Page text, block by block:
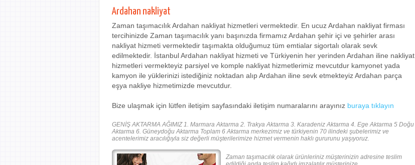
Ardahan nakliyat
Zaman taşımacılık Ardahan nakliyat hizmetleri vermektedir. En ucuz Ardahan nakliyat firması
tercihinizde Zaman taşımacılık yanı başınızda firmamız Ardahan şehir içi ve şehirler arası
nakliyat hizmeti vermektedir taşımakta olduğumuz tüm emtialar sigortalı olarak sevk
edilmektedir. İstanbul Ardahan nakliyat hizmeti ve Türkiyenin her yerinden Ardahan iline nakliyat
hizmetleri vermekteyiz parsiyel ve komple nakliyat hizmetlerimiz mevcutdur kamyonet yada
kamyon ile yüklerinizi istediğiniz noktadan alıp Ardahan iline sevk etmekteyiz Ardahan parça
eşya nakliye hizmetimizde mevcutdur.
Bize ulaşmak için lütfen iletişim sayfasındaki iletişim numaralarını arayınız buraya tıklayın
GENİŞ AKTARMA AĞIMIZ 1. Marmara Aktarma 2. Trakya Aktarma 3. Karadeniz Aktarma 4. Ege Aktarma 5 Doğu
Aktarma 6. Güneydoğu Aktarma Toplam 6 Aktarma merkezimiz ve türkiyenin 70 ilindeki şubelerimiz ve
acentelerimiz aracılığıyla siz değerli müşterilerimize hizmet vermenin haklı gururunu yaşıyoruz.
Zaman taşımacılık olarak ürünleriniz müşterinizin adresine teslim